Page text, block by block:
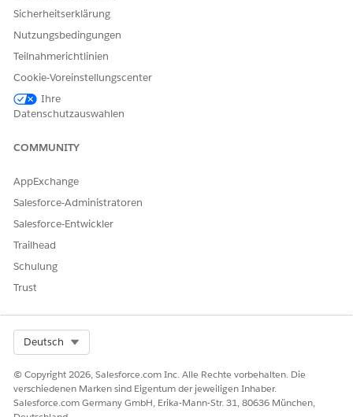
Usage Rate with self bound:
Zusätzliche Ressourcen
Sicherheitserklärung
Nutzungsbedingungen
Teilnahmerichtlinien
Cookie-Voreinstellungscenter
Ihre
Datenschutzauswahlen
COMMUNITY
AppExchange
Salesforce-Administratoren
Salesforce-Entwickler
Trailhead
Schulung
Trust
Deutsch
© Copyright 2026, Salesforce.com Inc. Alle Rechte vorbehalten. Die
verschiedenen Marken sind Eigentum der jeweiligen Inhaber.
Salesforce.com Germany GmbH, Erika-Mann-Str. 31, 80636 München,